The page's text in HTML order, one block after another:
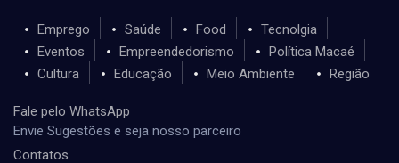
Emprego Saúde Food
Tecnolgia
Eventos
Empreendedorismo
Política Macaé
Cultura
Educação Meio Ambiente Região
Fale pelo WhatsApp
Envie Sugestões e seja nosso parceiro
Contatos